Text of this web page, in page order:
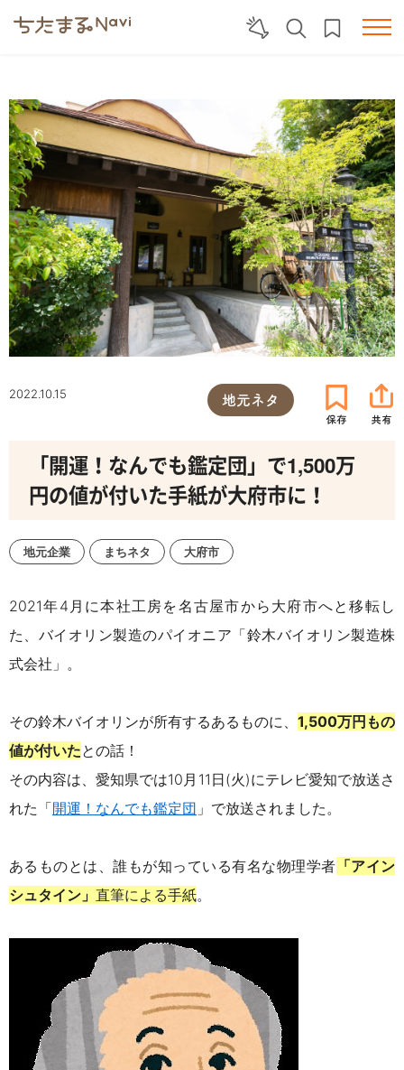
2022.10.15 地元ネタ
「開運！なんでも鑑定団」で1,500万
円の値が付いた手紙が大府市に！
地元企業 まちネタ 大府市
2021年4 月に本社工房を名古屋市から大府市へと移転し
た、バイオリン製造のパイオニア「鈴木バイオリン製造株
式会社」。
その鈴木バイオリンが所有するあるものに、 1,500万円もの
値が付いたとの話！
その内容は、愛知県では10月 11 日(火)にテレビ愛知で放送さ
れた「開運！なんでも鑑定団 」で放送されました。
あるものとは、誰もが知っている有名な物理学者 「アイン
シュタイン」 直筆による手紙。